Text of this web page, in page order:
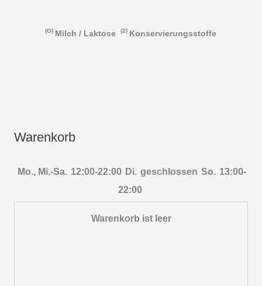
G Milch / Laktose 2 Konservierungsstoffe
Warenkorb
Mo., Mi.-Sa. 12:00-22:00 Di. geschlossen So. 13:00-
22:00
Warenkorb ist leer